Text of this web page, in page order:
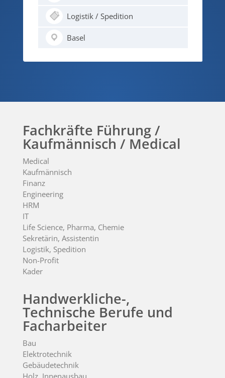
Finanz
Basel
Fachkräfte Führung /
Kaufmännisch / Medical
Medical
Kaufmännisch
Finanz
Engineering
HRM
IT
Life Science, Pharma, Chemie
Sekretärin, Assistentin
Logistik, Spedition
Non-Profit
Kader
Handwerkliche-,
Technische Berufe und
Facharbeiter
Bau
Elektrotechnik
Gebäudetechnik
Holz, Innenausbau